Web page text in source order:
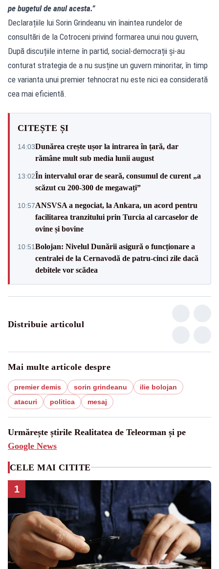
pe bugetul de anul acesta.”
Declarațiile lui Sorin Grindeanu vin înaintea rundelor de
consultări de la Cotroceni privind formarea unui nou guvern,
După discuțiile interne în partid, social-democrații și-au
conturat strategia de a nu susține un guvern minoritar, în timp
ce varianta unui premier tehnocrat nu este nici ea considerată
cea mai eficientă.
CITEȘTE ȘI
14:03Dunărea crește ușor la intrarea în țară, dar
rămâne mult sub media lunii august
13:02În intervalul orar de seară, consumul de curent „a
scăzut cu 200-300 de megawați”
10:57ANSVSA a negociat, la Ankara, un acord pentru
facilitarea tranzitului prin Turcia al carcaselor de
ovine și bovine
10:51Bolojan: Nivelul Dunării asigură o funcționare a
centralei de la Cernavodă de patru-cinci zile dacă
debitele vor scădea
Distribuie articolul
Mai multe articole despre
premier demis sorin grindeanu
ilie bolojan
atacuri
politica mesaj
Urmărește știrile Realitatea de Teleorman și pe
Google News
CELE MAI CITITE
1